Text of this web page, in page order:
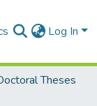
Log In
Theses